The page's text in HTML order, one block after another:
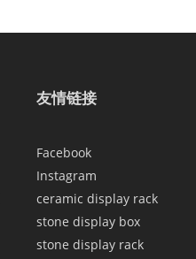
友情链接
Facebook
Instagram
ceramic display rack
stone display box
stone display rack